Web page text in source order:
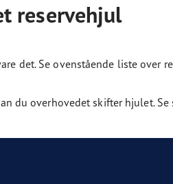
reservehjul
det. Se ovenstående liste
du overhovedet skifter hjulet.